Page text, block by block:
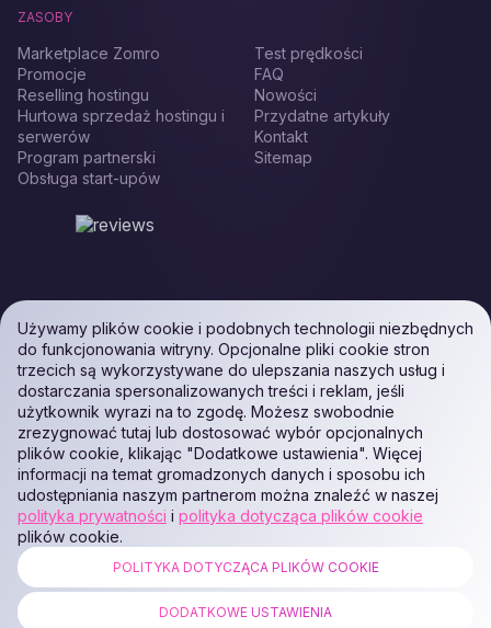
ZASOBY
Marketplace Zomro
Promocje
Reselling hostingu
Hurtowa sprzedaż hostingu i
serwerów
Program partnerski
Obsługa start-upów
Test prędkości
FAQ
Nowości
Przydatne artykuły
Kontakt
Sitemap
ALL RIGHTS RESERVED. Podaon SIA (Id: 40103450338) & WEEM TECH
1237700398374)
Używamy plików cookie i podobnych technologii niezbędnych
do funkcjonowania witryny. Opcjonalne pliki cookie stron
trzecich są wykorzystywane do ulepszania naszych usług i
dostarczania spersonalizowanych treści i reklam, jeśli
użytkownik wyrazi na to zgodę. Możesz swobodnie
zrezygnować tutaj lub dostosować wybór opcjonalnych
plików cookie, klikając "Dodatkowe ustawienia". Więcej
informacji na temat gromadzonych danych i sposobu ich
udostępniania naszym partnerom można znaleźć w naszej
polityka prywatności i polityka dotycząca plików cookie
plików cookie.
POLITYKA DOTYCZĄCA PLIKÓW COOKIE
DODATKOWE USTAWIENIA